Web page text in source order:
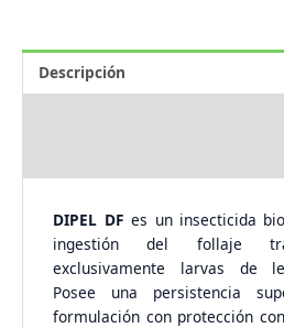
Descripción
DIPEL DF es un insecticida
ingestión del follaje
exclusivamente larvas de
Posee una persistencia
formulación con protección